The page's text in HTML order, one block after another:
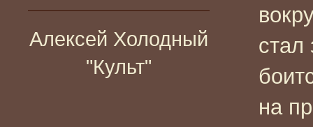
Алексей Холодный
"Культ"
стал
на